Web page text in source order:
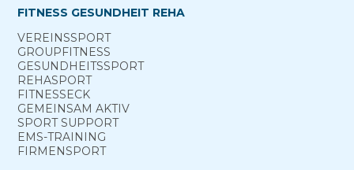
FITNESS GESUNDHEIT REHA
VEREINS­SPORT
GROUP­FITNESS
GESUNDHEITS­SPORT
REHA­SPORT
FITNESS­ECK
GEMEINSAM ­AKTIV
SPORT ­SUPPORT
EMS-TRAINING
FIRMENSPORT